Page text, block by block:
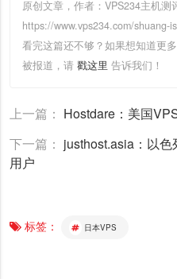
原创文章，作者：VPS234主机测
https://www.vps234.com/shuang-
看完这篇还不够？如果想知道更
被报道，请 戳这里 告诉我们！
上一篇： Hostdare：美国
下一篇： justhost.asia：以
用户
标签： 日本VPS